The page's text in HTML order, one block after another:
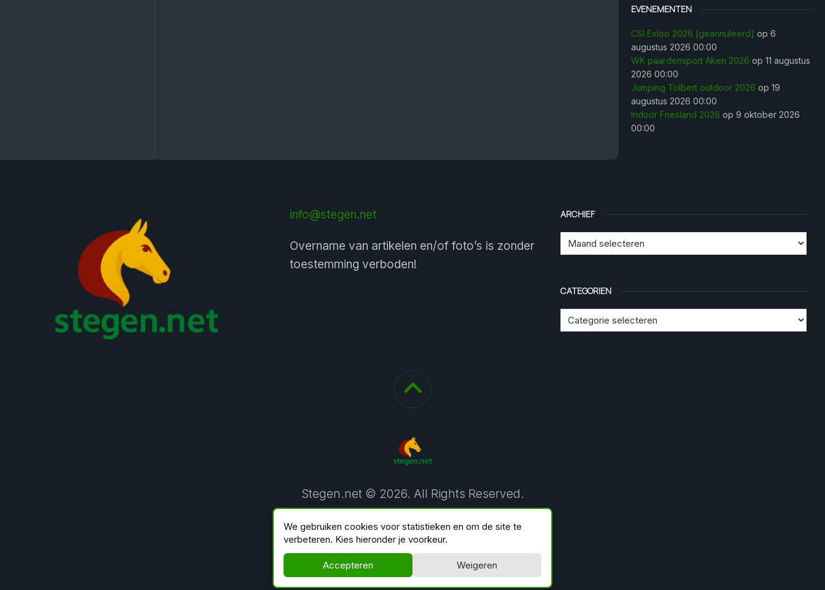
EVENEMENTEN
CSI Exloo 2026 [geannuleerd] op 6
augustus 2026 00:00
WK paardensport Aken 2026 op 11 augustus
2026 00:00
Jumping Tolbert outdoor 2026 op 19
augustus 2026 00:00
Indoor Friesland 2026 op 9 oktober 2026
00:00
info@stegen.net
Overname van artikelen en/of foto’s is zonder
toestemming verboden!
ARCHIEF
CATEGORIEN
Stegen.net © 2026. All Rights Reserved.
We gebruiken cookies voor statistieken en om de site te
verbeteren. Kies hieronder je voorkeur.
Accepteren Weigeren